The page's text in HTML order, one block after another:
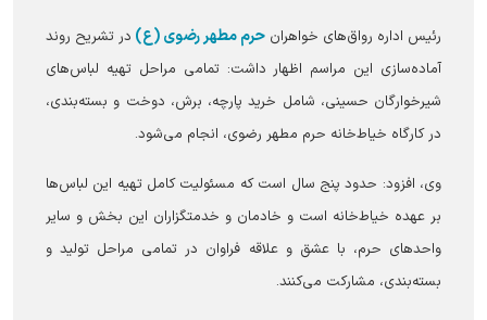
رئیس اداره رواق‌های خواهران حرم مطهر رضوی (ع) در تشریح روند
آماده‌سازی این مراسم اظهار داشت: تمامی مراحل تهیه لباس‌های
شیرخوارگان حسینی، شامل خرید پارچه، برش، دوخت و بسته‌بندی،
در کارگاه خیاط‌خانه حرم مطهر رضوی، انجام می‌شود.
وی، افزود: حدود پنج سال است که مسئولیت کامل تهیه این لباس‌ها
بر عهده خیاط‌خانه است و خادمان و خدمتگزاران این بخش و سایر
واحد‌های حرم، با عشق و علاقه فراوان در تمامی مراحل تولید و
بسته‌بندی، مشارکت می‌کنند.